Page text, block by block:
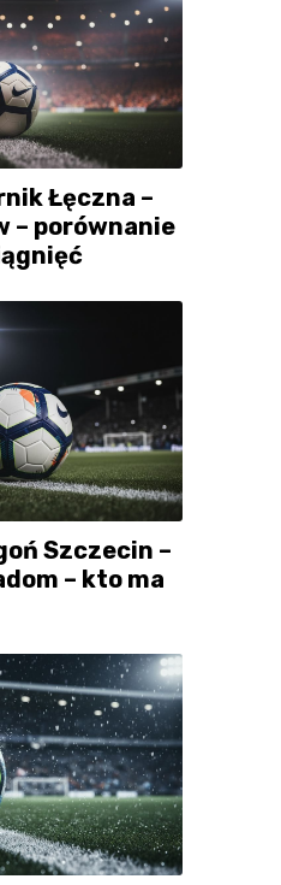
Łęczna –
– porównanie
Szczecin –
– kto ma